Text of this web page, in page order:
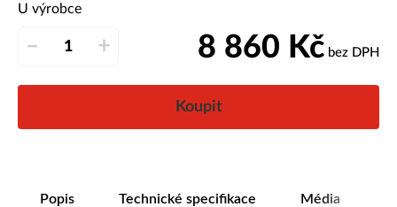
U výrobce
– + 8 860 Kč bez DPH
Koupit
Popis Technické specifikace Média